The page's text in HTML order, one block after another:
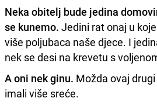
Neka obitelj bude jedina
se kunemo. Jedini rat onaj u
više poljubaca naše djece. I
nek se desi na krevetu s
A oni nek ginu. Možda ovaj
imali više sreće.